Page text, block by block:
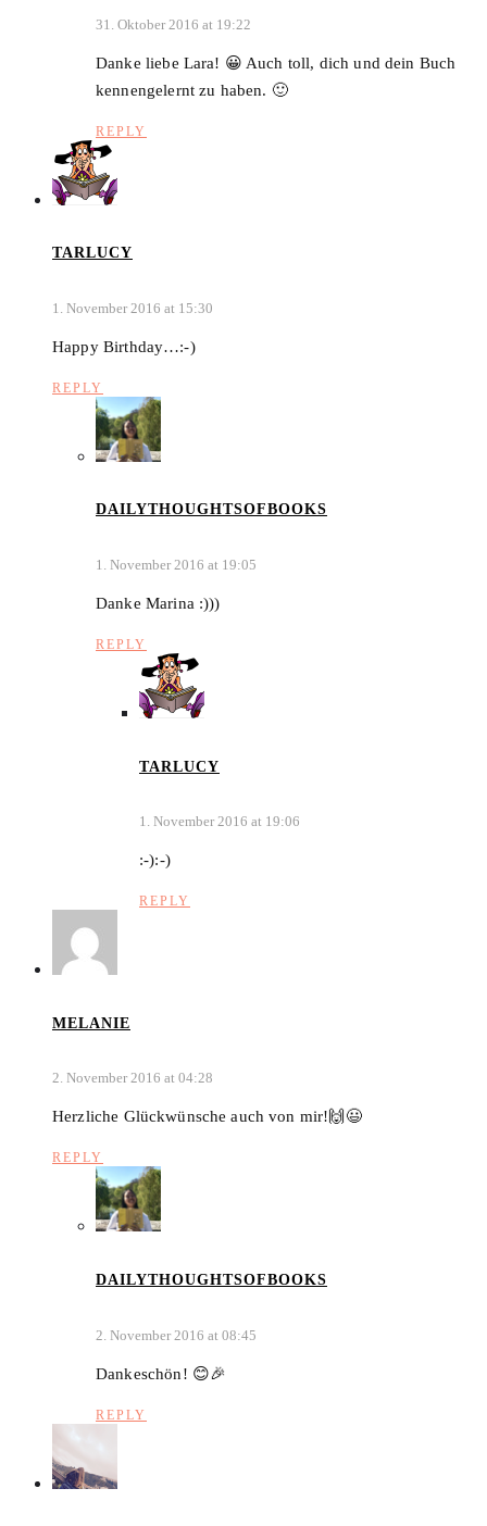
31. Oktober 2016 at 19:22
Danke liebe Lara! 😀 Auch toll, dich und dein Buch
kennengelernt zu haben. 🙂
REPLY
TARLUCY
1. November 2016 at 15:30
Happy Birthday…:-)
REPLY
DAILYTHOUGHTSOFBOOKS
1. November 2016 at 19:05
Danke Marina :)))
REPLY
TARLUCY
1. November 2016 at 19:06
:-):-)
REPLY
MELANIE
2. November 2016 at 04:28
Herzliche Glückwünsche auch von mir!🙌😃
REPLY
DAILYTHOUGHTSOFBOOKS
2. November 2016 at 08:45
Dankeschön! 😊🎉
REPLY